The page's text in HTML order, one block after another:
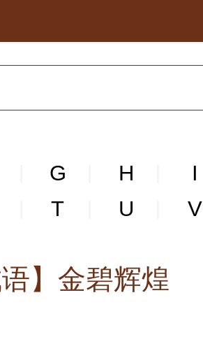
G H I
T U V
语】金碧辉煌